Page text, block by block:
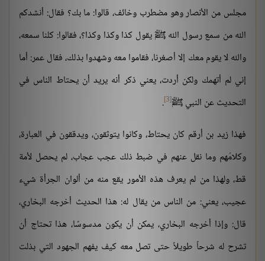
مجلس من الأنصار وهو مضطرب وخائف، قالوا: ما بك؟ فقال: أنشدكم
الله من سمع رسول الله ﷺ يقول كذا وكذا وكذا؟، فقالوا: كلنا سمعه،
والله لا يقوم معك إلا أصغرنا، فقاموا معه وشهدوا بذلك، فقال عمر: أما
إني لم أتهمك ولكن أردت، يعني ذكر أنه يريد أن يحتاط الناس في
التحديث عن النبي ﷺ[3]
.
فهذا زيد بن أرقم كان يحتاط، وكانوا يتوثقون، ويدققون في العبارة،
وكلامُهم وما نقل عنهم في ضبط ذلك عجب عجاب، لم يحصل لأمة
قط، ولهذا من لم يعرف هذه الأمور يقع منه من ألوان الجرأة شيء
عجيب، يعني: من الناس من يقال له: هذا الحديث أخرجه البخاري،
قال: وإذا أخرجه البخاري، يمكن أن يكون مدسوسًا، هذا تحتاج أن
تشرح له شرحاً طويلاً حتى تصل معه كيف يفهم الجهود التي بذلت